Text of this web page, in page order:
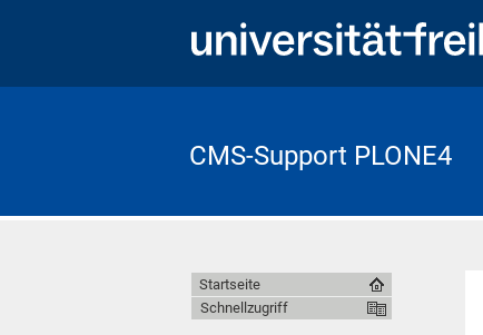
CMS-Support PLONE4
Startseite
Schnellzugriff